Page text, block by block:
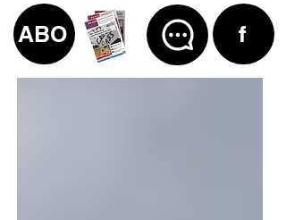
ABO f